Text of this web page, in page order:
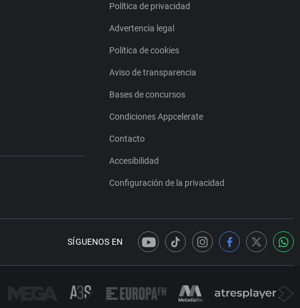
Política de privacidad
Advertencia legal
Política de cookies
Aviso de transparencia
Bases de concursos
Condiciones Appcelerate
Contacto
Accesibilidad
Configuración de la privacidad
SÍGUENOS EN